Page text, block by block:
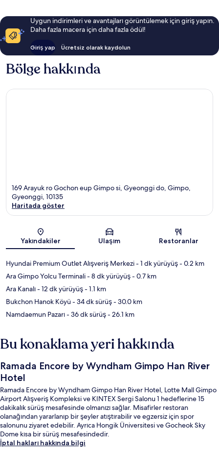
Uygun indirimleri ve avantajları görüntülemek için giriş yapın.
Daha fazla macera için daha fazla ödül!
Giriş yap Ücretsiz olarak kaydolun
Bölge hakkında
169 Arayuk ro Gochon eup Gimpo si, Gyeonggi do, Gimpo,
Gyeonggi, 10135
Haritada göster
Yakındakiler Ulaşım Restoranlar
Hyundai Premium Outlet Alışveriş Merkezi- 1 dk yürüyüş- 0.2 km
Ara Gimpo Yolcu Terminali- 8 dk yürüyüş- 0.7 km
Ara Kanalı- 12 dk yürüyüş- 1.1 km
Bukchon Hanok Köyü- 34 dk sürüş- 30.0 km
Namdaemun Pazarı- 36 dk sürüş- 26.1 km
Bu konaklama yeri hakkında
Ramada Encore by Wyndham Gimpo Han River
Hotel
Ramada Encore by Wyndham Gimpo Han River Hotel, Lotte Mall Gimpo
Airport Alışveriş Kompleksi ve KINTEX Sergi Salonu 1 hedeflerine 15
dakikalık sürüş mesafesinde olmanızı sağlar. Misafirler restoran
olanağından yararlanıp bir şeyler atıştırabilir ve egzersiz için spor
salonunu ziyaret edebilir. Ayrıca Hongik Üniversitesi ve Gocheok Sky
Dome kısa bir sürüş mesafesindedir.
İptal hakları hakkında bilgi